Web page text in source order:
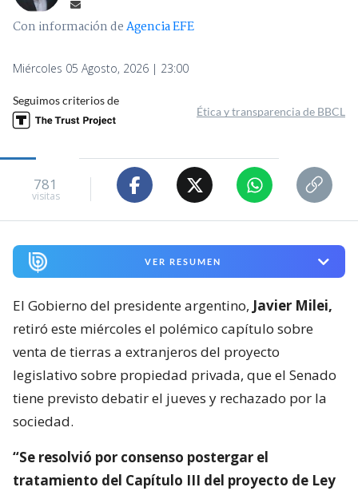
Con información deAgencia EFE
Miércoles 05 Agosto, 2026 | 23:00
Seguimos criterios de
Ética y transparencia de BBCL
781
visitas
VER RESUMEN
El Gobierno del presidente argentino, Javier Milei,
retiró este miércoles el polémico capítulo sobre
venta de tierras a extranjeros del proyecto
legislativo sobre propiedad privada, que el Senado
tiene previsto debatir el jueves y rechazado por la
sociedad.
“Se resolvió por consenso postergar el
tratamiento del Capítulo III del proyecto de Ley